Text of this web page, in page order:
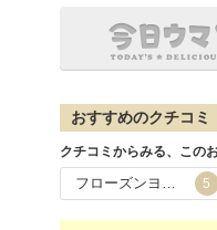
おすすめのクチコミ
クチコミからみる、この
フローズンヨーグルト 5